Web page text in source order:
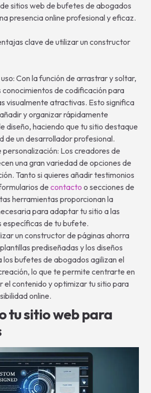
sitios web de bufetes de abogados
presencia online profesional y eficaz.
clave de utilizar un constructor
Con la función de arrastrar y soltar,
conocimientos de codificación para
visualmente atractivas. Esto significa
y organizar rápidamente
diseño, haciendo que tu sitio destaque
de un desarrollador profesional.
personalización: Los creadores de
una gran variedad de opciones de
Tanto si quieres añadir testimonios
de contacto o secciones de
herramientas proporcionan la
para adaptar tu sitio a las
específicas de tu bufete.
un constructor de páginas ahorra
prediseñadas y los diseños
los bufetes de abogados agilizan el
lo que te permite centrarte en
el contenido y optimizar tu sitio para
online.
tu sitio web para